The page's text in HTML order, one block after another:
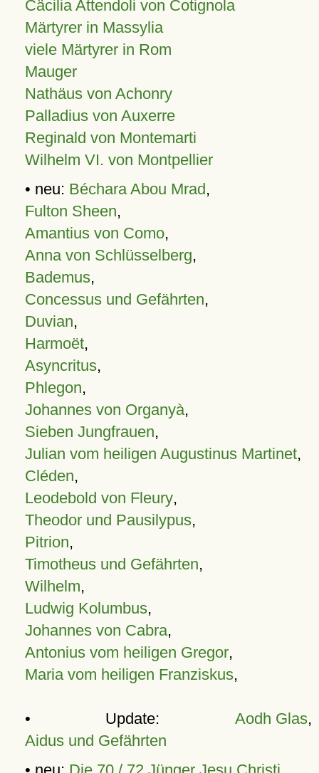
Cäcilia Attendoli von Cotignola
Märtyrer in Massylia
viele Märtyrer in Rom
Mauger
Nathäus von Achonry
Palladius von Auxerre
Reginald von Montemarti
Wilhelm VI. von Montpellier
• neu: Béchara Abou Mrad,
Fulton Sheen,
Amantius von Como,
Anna von Schlüsselberg,
Bademus,
Concessus und Gefährten,
Duvian,
Harmoët,
Asyncritus,
Phlegon,
Johannes von Organyà,
Sieben Jungfrauen,
Julian vom heiligen Augustinus Martinet,
Cléden,
Leodebold von Fleury,
Theodor und Pausilypus,
Pitrion,
Timotheus und Gefährten,
Wilhelm,
Ludwig Kolumbus,
Johannes von Cabra,
Antonius vom heiligen Gregor,
Maria vom heiligen Franziskus,
• Update: Aodh Glas,
Aidus und Gefährten